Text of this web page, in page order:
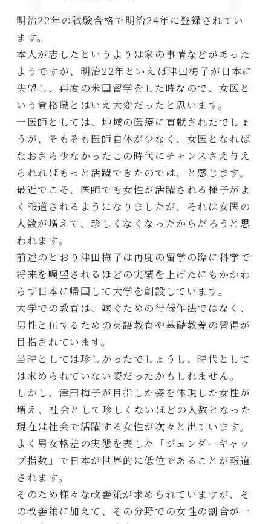
明治22年の試験合格で明治24年に登録されてい
ます。
本人が志したというよりは家の事情などがあった
ようですが、明治22年といえば津田梅子が日本に
失望し、再度の米国留学をした時なので、女医と
いう資格職とはいえ大変だったと思います。
一医師としては、地域の医療に貢献されたでしょ
うが、そもそも医師自体が少なく、女医となれば
なおさら少なかったこの時代にチャンスさえ与え
られればもっと活躍できたのでは、と感じます。
最近でこそ、医師でも女性が活躍される様子がよ
く報道されるようになりましたが、それは女医の
人数が増えて、珍しくなくなったからだろうと思
われます。
前述のとおり津田梅子は再度の留学の際に科学で
将来を嘱望されるほどの実績を上げたにもかかわ
らず日本に帰国して大学を創設しています。
大学での教育は、嫁ぐための行儀作法ではなく、
男性と伍するための英語教育や基礎教養の習得が
目指されています。
当時としては珍しかったでしょうし、時代として
は求められていない姿だったかもしれません。
しかし、津田梅子が目指した姿を体現した女性が
増え、社会として珍しくないほどの人数となった
現在は社会で活躍する女性が次々と出ています。
よく男女格差の実態を表した「ジェンダーギャッ
プ指数」で日本が世界的に低位であることが報道
されます。
そのため様々な改善策が求められていますが、そ
の改善策に加えて、その分野での女性の割合が一